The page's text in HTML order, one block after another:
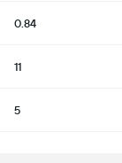
0.84
11
5